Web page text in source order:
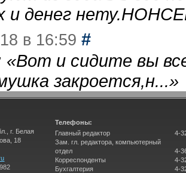
и денег
в 16:59 #
«Вот и сидите вы
закроется,н...»
г. Белая
18
Телефоны:
Главный редактор
Зам. гл. редактора, компьютерный
отдел
Корреспонденты
Бухгалтерия
4-
4-
4-
4-